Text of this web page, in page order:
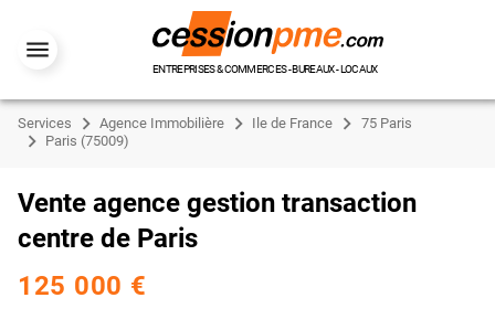
ENTREPRISES & COMMERCES - BUREAUX - LOCAUX
Services Agence Immobilière Ile de France
75 Paris
Paris (75009)
Vente agence gestion transaction
centre de Paris
125 000 €